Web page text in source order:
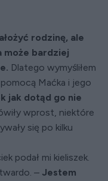
rodzinę, ale
może bardziej
Dlatego wymyśliłem
Maćka i jego
jak dotąd go nie
wprost, niektóre
się po kilku
podał mi kieliszek.
– Jestem